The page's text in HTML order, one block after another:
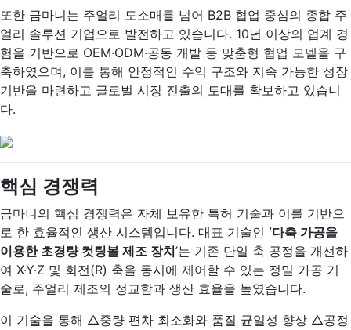
또한 금마니는 주얼리 도소매를 넘어 B2B 협업 중심의 종합 주
얼리 솔루션 기업으로 발전하고 있습니다. 10년 이상의 업계 경
험을 기반으로 OEM·ODM·공동 개발 등 맞춤형 협업 모델을 구
축하였으며, 이를 통해 안정적인 수익 구조와 지속 가능한 성장
기반을 마련하고 글로벌 시장 진출의 토대를 확보하고 있습니
다.
핵심 경쟁력
금마니의 핵심 경쟁력은 자체 보유한 특허 기술과 이를 기반으
로 한 효율적인 생산 시스템입니다. 대표 기술인 ‘다축 가공을
이용한 초경량 컷팅볼 제조 장치’는 기존 단일 축 공정을 개선하
여 X·Y·Z 및 회전(R) 축을 동시에 제어할 수 있는 정밀 가공 기
술로, 주얼리 제조의 정교함과 생산 효율을 높였습니다.
이 기술을 통해 △중량 편차 최소화와 품질 균일성 향상 △공정